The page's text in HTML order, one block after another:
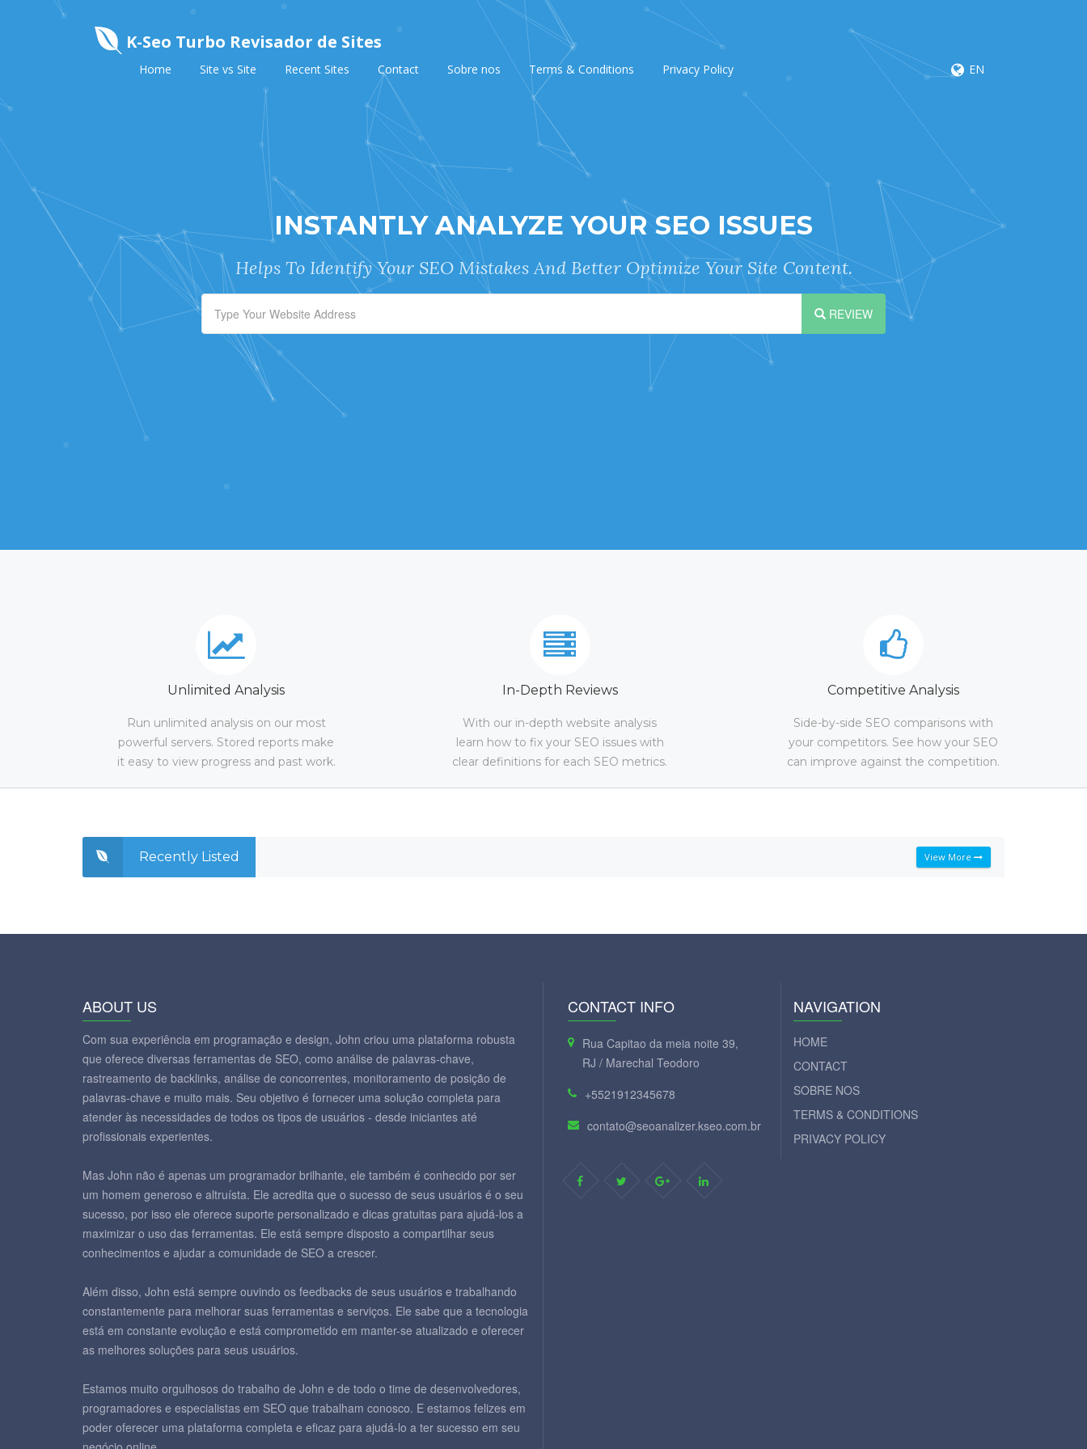
K-Seo Turbo Revisador de Sites
Home Site vs Site Recent Sites Contact Sobre nos Terms & Conditions Privacy Policy EN
INSTANTLY ANALYZE YOUR SEO ISSUES
Helps To Identify Your SEO Mistakes And Better Optimize Your Site Content.
REVIEW
Unlimited Analysis
Run unlimited analysis on our most
powerful servers. Stored reports make
it easy to view progress and past work.
In-Depth Reviews
With our in-depth website analysis
learn how to fix your SEO issues with
clear definitions for each SEO metrics.
Competitive Analysis
Side-by-side SEO comparisons with
your competitors. See how your SEO
can improve against the competition.
Recently Listed View More
ABOUT US
Com sua experiência em programação e design, John criou uma plataforma robusta
que oferece diversas ferramentas de SEO, como análise de palavras-chave,
rastreamento de backlinks, análise de concorrentes, monitoramento de posição de
palavras-chave e muito mais. Seu objetivo é fornecer uma solução completa para
atender às necessidades de todos os tipos de usuários - desde iniciantes até
profissionais experientes.
Mas John não é apenas um programador brilhante, ele também é conhecido por ser
um homem generoso e altruísta. Ele acredita que o sucesso de seus usuários é o seu
sucesso, por isso ele oferece suporte personalizado e dicas gratuitas para ajudá-los a
maximizar o uso das ferramentas. Ele está sempre disposto a compartilhar seus
conhecimentos e ajudar a comunidade de SEO a crescer.
Além disso, John está sempre ouvindo os feedbacks de seus usuários e trabalhando
constantemente para melhorar suas ferramentas e serviços. Ele sabe que a tecnologia
está em constante evolução e está comprometido em manter-se atualizado e oferecer
as melhores soluções para seus usuários.
Estamos muito orgulhosos do trabalho de John e de todo o time de desenvolvedores,
programadores e especialistas em SEO que trabalham conosco. E estamos felizes em
poder oferecer uma plataforma completa e eficaz para ajudá-lo a ter sucesso em seu
CONTACT INFO
Rua Capitao da meia noite 39,
RJ / Marechal Teodoro
+5521912345678
contato@seoanalizer.kseo.com.br
NAVIGATION
HOME
CONTACT
SOBRE NOS
TERMS & CONDITIONS
PRIVACY POLICY